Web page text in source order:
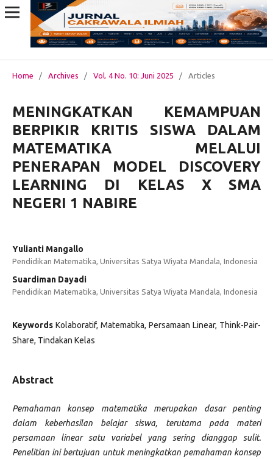
Home / Archives / Vol. 4 No. 10: Juni 2025 / Articles
MENINGKATKAN KEMAMPUAN
BERPIKIR KRITIS SISWA DALAM
MATEMATIKA MELALUI
PENERAPAN MODEL DISCOVERY
LEARNING DI KELAS X SMA
NEGERI 1 NABIRE
Yulianti Mangallo
Pendidikan Matematika, Universitas Satya Wiyata Mandala, Indonesia
Suardiman Dayadi
Pendidikan Matematika, Universitas Satya Wiyata Mandala, Indonesia
Keywords Kolaboratif, Matematika, Persamaan Linear, Think-Pair-
Share, Tindakan Kelas
Abstract
Pemahaman konsep matematika merupakan dasar penting
dalam keberhasilan belajar siswa, terutama pada materi
persamaan linear satu variabel yang sering dianggap sulit.
Penelitian ini bertujuan untuk meningkatkan pemahaman konsep